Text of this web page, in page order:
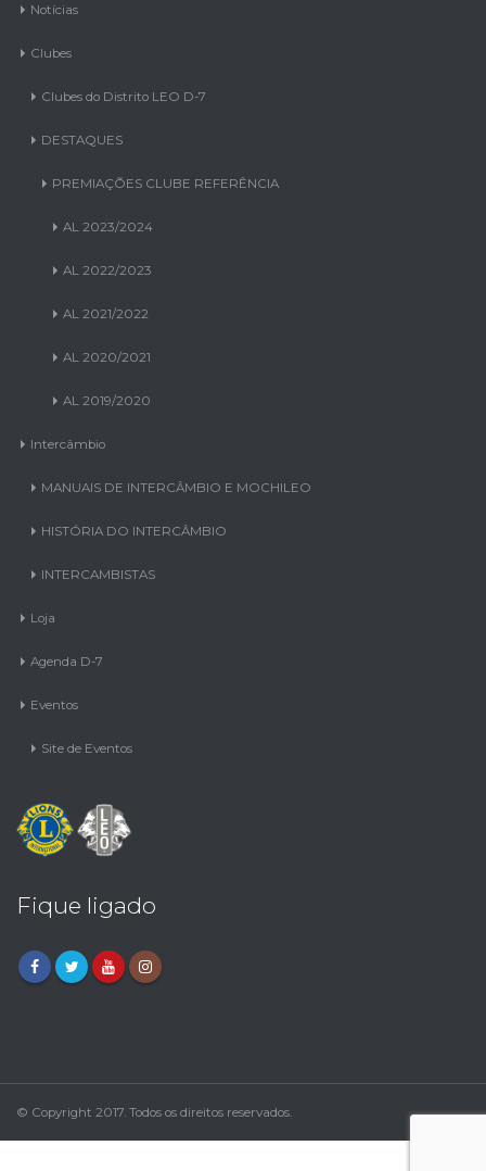
Notícias
Clubes
Clubes do Distrito LEO D-7
DESTAQUES
PREMIAÇÕES CLUBE REFERÊNCIA
AL 2023/2024
AL 2022/2023
AL 2021/2022
AL 2020/2021
AL 2019/2020
Intercâmbio
MANUAIS DE INTERCÂMBIO E MOCHILEO
HISTÓRIA DO INTERCÂMBIO
INTERCAMBISTAS
Loja
Agenda D-7
Eventos
Site de Eventos
Fique ligado
© Copyright 2017. Todos os direitos reservados.